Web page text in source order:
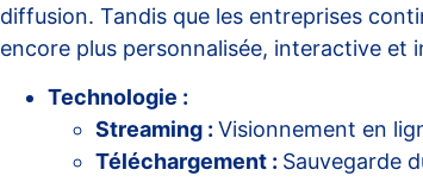
diffusion. Tandis que les entreprises
encore plus personnalisée, interactive et
Technologie :
Streaming : Visionnement en
Téléchargement : Sauvegarde